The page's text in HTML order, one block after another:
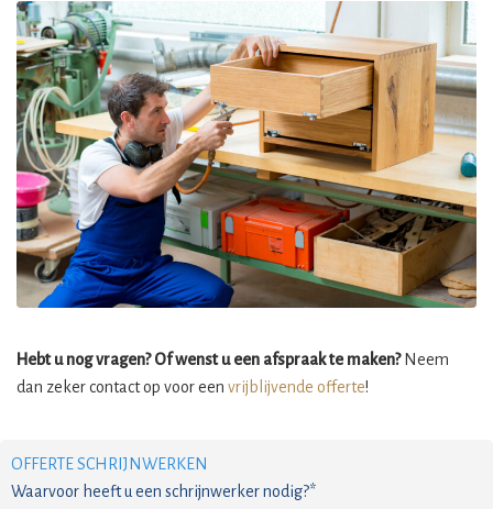
Hebt u nog vragen? Of wenst u een afspraak te maken?Neem
dan zeker contact op voor een vrijblijvende offerte!
OFFERTE SCHRIJNWERKEN
Waarvoor heeft u een schrijnwerker nodig?*